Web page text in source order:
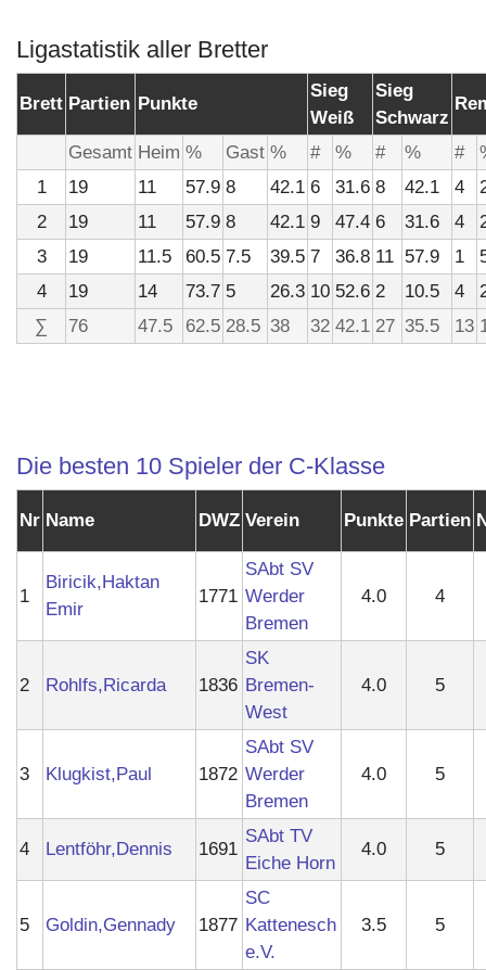
Ligastatistik aller Bretter
Brett Partien Punkte
Sieg
Weiß
Sieg
Schwarz
Gesamt Heim % Gast % # % # % #
1
19 11 57.9 8 42.1 6 31.6 8 42.1 4
2
19 11 57.9 8 42.1 9 47.4 6 31.6 4
3
19 11.5 60.5 7.5 39.5 7 36.8 11 57.9 1
4
19 14 73.7 5 26.3 10 52.6 2 10.5 4
∑
76 47.5 62.5 28.5 38 32 42.1 27 35.5 13
Die besten 10 Spieler der C-Klasse
Nr Name DWZ Verein Punkte Partien
1
Biricik,Haktan
Emir
1771
SAbt SV
Werder
Bremen
4.0 4
2 Rohlfs,Ricarda 1836
SK
Bremen-
West
4.0 5
3 Klugkist,Paul 1872
SAbt SV
Werder
Bremen
4.0 5
4 Lentföhr,Dennis 1691
SAbt TV
Eiche Horn
4.0 5
5 Goldin,Gennady 1877
SC
Kattenesch
e.V.
3.5 5